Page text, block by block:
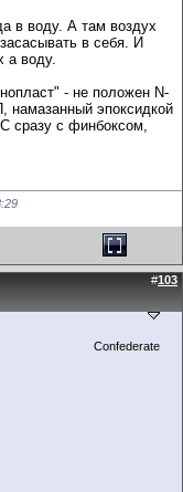
в воду. А там воздух
в себя. И
а воду.
- не положен N-
намазанный эпоксидкой
сразу с финбоксом,
#103
Confederate